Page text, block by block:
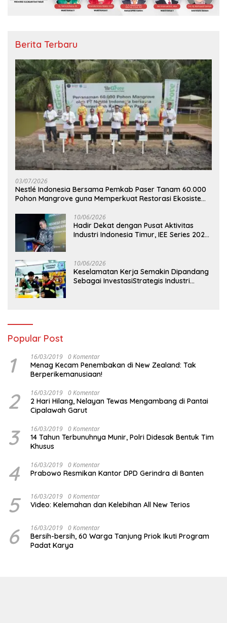
Berita Terbaru
03/07/2026
Nestlé Indonesia Bersama Pemkab Paser Tanam 60.000
Pohon Mangrove guna Memperkuat Restorasi Ekosistem
10/06/2026
Hadir Dekat dengan Pusat Aktivitas
Industri Indonesia Timur, IEE Series 2026
10/06/2026
Keselamatan Kerja Semakin Dipandang
Sebagai InvestasiStrategis Industri
Popular Post
1 16/03/2019 0 Komentar
Menag Kecam Penembakan di New Zealand: Tak
Berperikemanusiaan!
2 16/03/2019 0 Komentar
2 Hari Hilang, Nelayan Tewas Mengambang di Pantai
Cipalawah Garut
3 16/03/2019 0 Komentar
14 Tahun Terbunuhnya Munir, Polri Didesak Bentuk Tim
Khusus
4 16/03/2019 0 Komentar
Prabowo Resmikan Kantor DPD Gerindra di Banten
5 16/03/2019 0 Komentar
Video: Kelemahan dan Kelebihan All New Terios
6 16/03/2019 0 Komentar
Bersih-bersih, 60 Warga Tanjung Priok Ikuti Program
Padat Karya